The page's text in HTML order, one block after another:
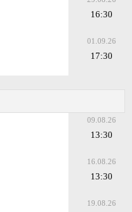
16:30
01.09.26
17:30
09.08.26
13:30
16.08.26
13:30
19.08.26